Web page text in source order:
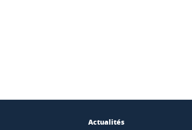
Actualités